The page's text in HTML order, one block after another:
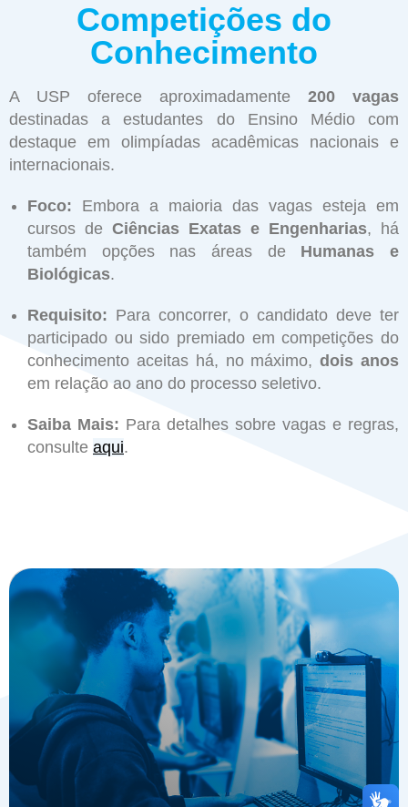
Competições do
Conhecimento
A USP oferece aproximadamente 200 vagas
destinadas a estudantes do Ensino Médio com
destaque em olimpíadas acadêmicas nacionais e
internacionais.
Foco: Embora a maioria das vagas esteja em
cursos de Ciências Exatas e Engenharias, há
também opções nas áreas de Humanas e
Biológicas.
Requisito: Para concorrer, o candidato deve ter
participado ou sido premiado em competições do
conhecimento aceitas há, no máximo,dois anos
em relação ao ano do processo seletivo.
Saiba Mais: Para detalhes sobre vagas e regras,
consulte aqui.